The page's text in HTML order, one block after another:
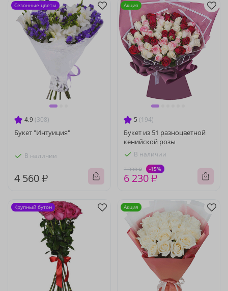
4.9 (308)
Букет "Интуиция"
В наличии
4 560 ₽
Сезонные цветы
5 (194)
Букет из 51 разноцветной
кенийской розы
В наличии
7 330 ₽ -15%
6 230 ₽
Акция
Крупный бутон Акция